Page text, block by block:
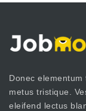
Donec
metus tristique.
eleifend lectus